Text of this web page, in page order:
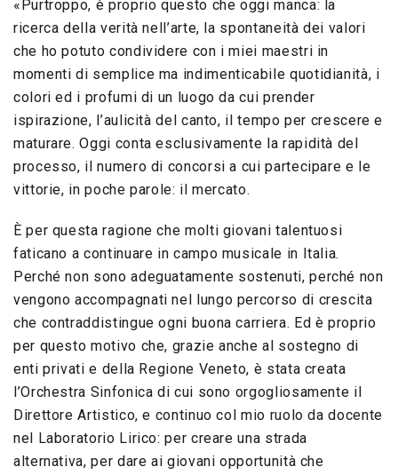
«Purtroppo, è proprio questo che oggi manca: la
ricerca della verità nell’arte, la spontaneità dei valori
che ho potuto condividere con i miei maestri in
momenti di semplice ma indimenticabile quotidianità, i
colori ed i profumi di un luogo da cui prender
ispirazione, l’aulicità del canto, il tempo per crescere e
maturare. Oggi conta esclusivamente la rapidità del
processo, il numero di concorsi a cui partecipare e le
vittorie, in poche parole: il mercato.
È per questa ragione che molti giovani talentuosi
faticano a continuare in campo musicale in Italia.
Perché non sono adeguatamente sostenuti, perché non
vengono accompagnati nel lungo percorso di crescita
che contraddistingue ogni buona carriera. Ed è proprio
per questo motivo che, grazie anche al sostegno di
enti privati e della Regione Veneto, è stata creata
l’Orchestra Sinfonica di cui sono orgogliosamente il
Direttore Artistico, e continuo col mio ruolo da docente
nel Laboratorio Lirico: per creare una strada
alternativa, per dare ai giovani opportunità che